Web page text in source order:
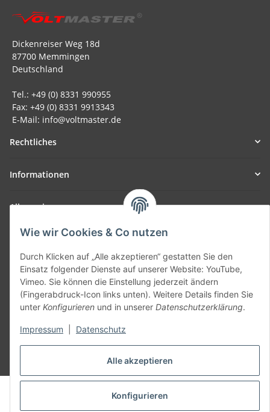
Alle akzeptieren
Konfigurieren
Wie wir Cookies & Co nutzen
Durch Klicken auf „Alle akzeptieren“ gestatten Sie den
Einsatz folgender Dienste auf unserer Website: YouTube,
Vimeo. Sie können die Einstellung jederzeit ändern
(Fingerabdruck-Icon links unten). Weitere Details finden Sie
unter Konfigurieren und in unserer Datenschutzerklärung.
Impressum Datenschutz
Dickenreiser Weg 18d
87700 Memmingen
Deutschland
Tel.: +49 (0) 8331 990955
Fax: +49 (0) 8331 9913343
E-Mail: info@voltmaster.de
Rechtliches
Informationen
Allgemein
Teil unseres Netzwerks:
SmoliTec - Safety. Simplified. Worldwide. ( B2B Shop )
Vertrag widerrufen
* Alle Preise inkl. gesetzlicher USt., zzgl.Versand
© voltmaster.de
Powered byJTL-Shop